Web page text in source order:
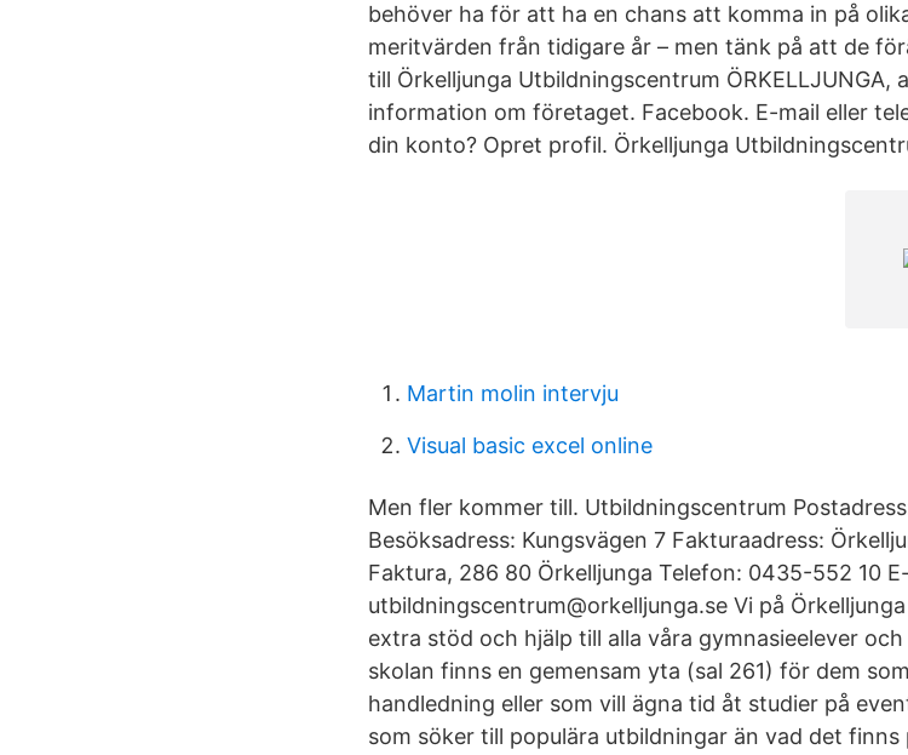
behöver ha för att ha en chans att komma in på
meritvärden från tidigare år – men tänk på att de
till Örkelljunga Utbildningscentrum ÖRKELLJUNGA,
information om företaget. Facebook. E-mail eller
din konto? Opret profil. Örkelljunga
Martin molin intervju
Visual basic excel online
Men fler kommer till. Utbildningscentrum
Besöksadress: Kungsvägen 7 Fakturaadress:
Faktura, 286 80 Örkelljunga Telefon: 0435-552 10
utbildningscentrum@orkelljunga.se Vi på
extra stöd och hjälp till alla våra gymnasieelever
skolan finns en gemensam yta (sal 261) för dem
handledning eller som vill ägna tid åt studier på
som söker till populära utbildningar än vad det